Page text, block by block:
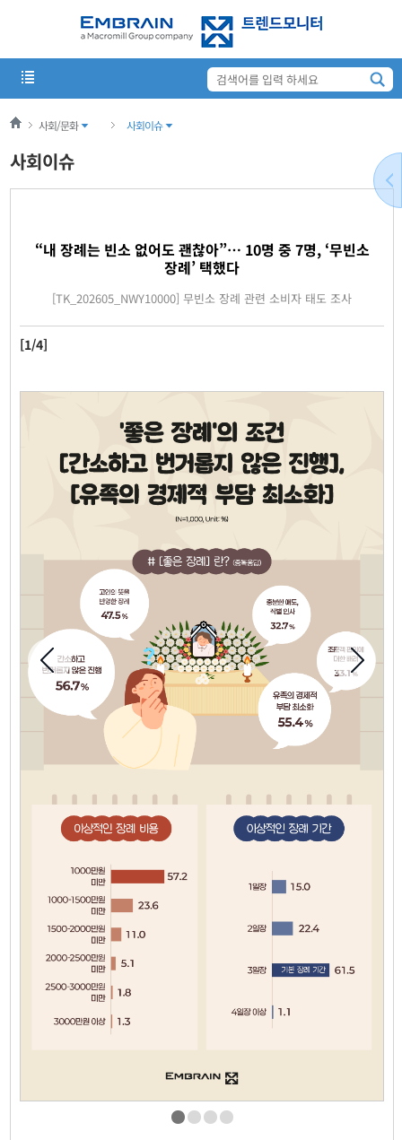
사회/문화 사회이슈
사회이슈
“내 장례는 빈소 없어도 괜찮아”… 10명 중 7명, ‘무빈소
장례’ 택했다
[TK_202605_NWY10000] 무빈소 장례 관련 소비자 태도 조사
[1/4]